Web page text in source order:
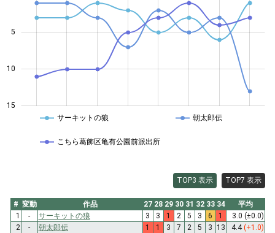
15
10
5
サーキットの狼 朝太郎伝
こちら葛飾区亀有公園前派出所
TOP3 表示 TOP7 表示
# 変動 作品 27 28 29 30 31 32 33 34
平均
1
- サーキットの狼 3 3 1 2 5 3 6 1 3.0 (±0.0)
2
- 朝太郎伝 1 1 3 7 2 5 3 13 4.4(+1.0)